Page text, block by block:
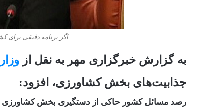
اگر برنامه دقیقی برای
به گزارش خبرگزاری مهر به نقل از
جذابیت‌های بخش کشاورزی، افزود:
رصد مسائل کشور حاکی از دستگیری بخش کشاورزی